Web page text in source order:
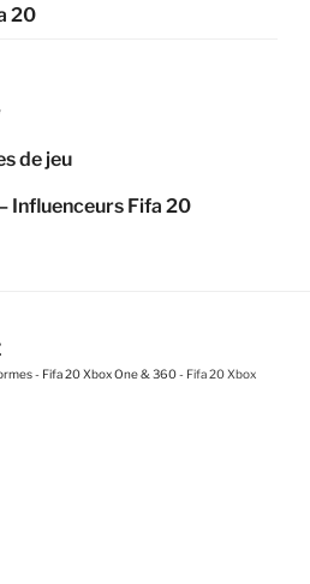
20
de jeu
Influenceurs Fifa 20
- Fifa 20 Xbox One & 360- Fifa 20 Xbox